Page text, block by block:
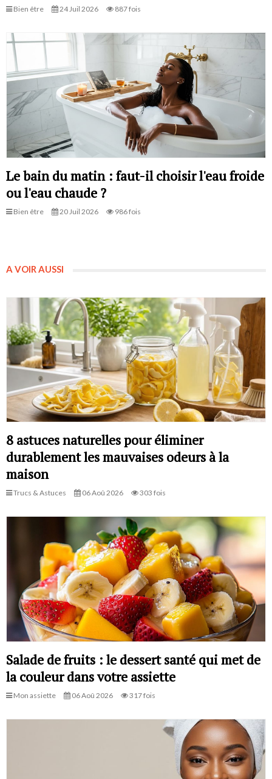
Bien être 24 Juil 2026 887 fois
Le bain du matin : faut-il choisir l'eau froide
ou l'eau chaude ?
Bien être 20 Juil 2026 986 fois
A VOIR AUSSI
8 astuces naturelles pour éliminer
durablement les mauvaises odeurs à la
maison
Trucs & Astuces 06 Aoû 2026 303 fois
Salade de fruits : le dessert santé qui met de
la couleur dans votre assiette
Mon assiette 06 Aoû 2026 317 fois